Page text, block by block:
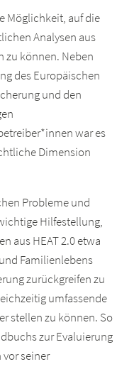
Möglichkeit, auf die
Analysen aus
zu können. Neben
des Europäischen
und den
war es
Dimension
Probleme und
Hilfestellung,
aus HEAT 2.0 etwa
Familienlebens
zurückgreifen zu
umfassende
stellen zu können. So
zur Evaluierung
seiner